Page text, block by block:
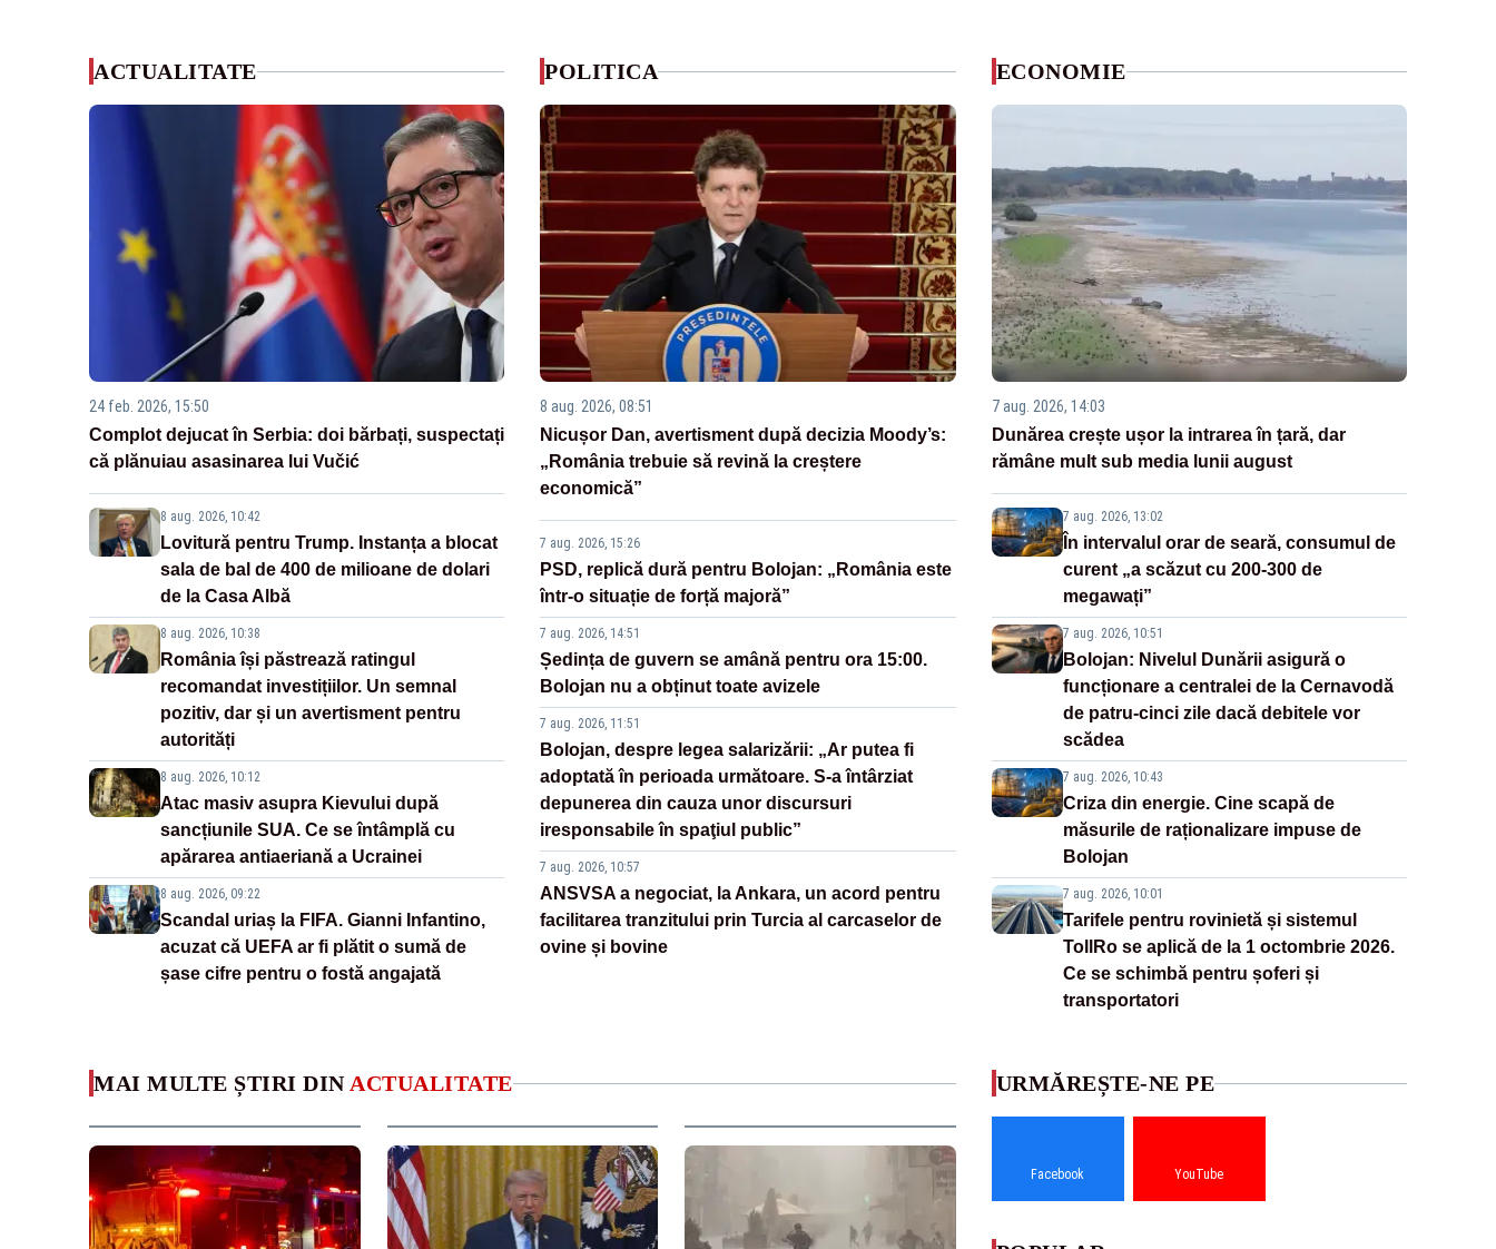
ACTUALITATE
24 feb. 2026, 15:50
Complot dejucat în Serbia: doi bărbați, suspectați
că plănuiau asasinarea lui Vučić
8 aug. 2026, 10:42
Lovitură pentru Trump. Instanța a blocat
sala de bal de 400 de milioane de dolari
de la Casa Albă
8 aug. 2026, 10:38
România își păstrează ratingul
recomandat investițiilor. Un semnal
pozitiv, dar și un avertisment pentru
autorități
8 aug. 2026, 10:12
Atac masiv asupra Kievului după
sancțiunile SUA. Ce se întâmplă cu
apărarea antiaeriană a Ucrainei
8 aug. 2026, 09:22
Scandal uriaș la FIFA. Gianni Infantino,
acuzat că UEFA ar fi plătit o sumă de
șase cifre pentru o fostă angajată
POLITICA
8 aug. 2026, 08:51
Nicușor Dan, avertisment după decizia Moody’s:
„România trebuie să revină la creștere
economică”
7 aug. 2026, 15:26
PSD, replică dură pentru Bolojan: „România este
într-o situație de forță majoră”
7 aug. 2026, 14:51
Ședința de guvern se amână pentru ora 15:00.
Bolojan nu a obținut toate avizele
7 aug. 2026, 11:51
Bolojan, despre legea salarizării: „Ar putea fi
adoptată în perioada următoare. S-a întârziat
depunerea din cauza unor discursuri
iresponsabile în spaţiul public”
7 aug. 2026, 10:57
ANSVSA a negociat, la Ankara, un acord pentru
facilitarea tranzitului prin Turcia al carcaselor de
ovine și bovine
ECONOMIE
7 aug. 2026, 14:03
Dunărea crește ușor la intrarea în țară, dar
rămâne mult sub media lunii august
7 aug. 2026, 13:02
În intervalul orar de seară, consumul de
curent „a scăzut cu 200-300 de
megawați”
7 aug. 2026, 10:51
Bolojan: Nivelul Dunării asigură o
funcționare a centralei de la Cernavodă
de patru-cinci zile dacă debitele vor
scădea
7 aug. 2026, 10:43
Criza din energie. Cine scapă de
măsurile de raționalizare impuse de
Bolojan
7 aug. 2026, 10:01
Tarifele pentru rovinietă și sistemul
TollRo se aplică de la 1 octombrie 2026.
Ce se schimbă pentru șoferi și
transportatori
MAI MULTE ȘTIRI DIN ACTUALITATE URMĂREȘTE-NE PE
Facebook YouTube